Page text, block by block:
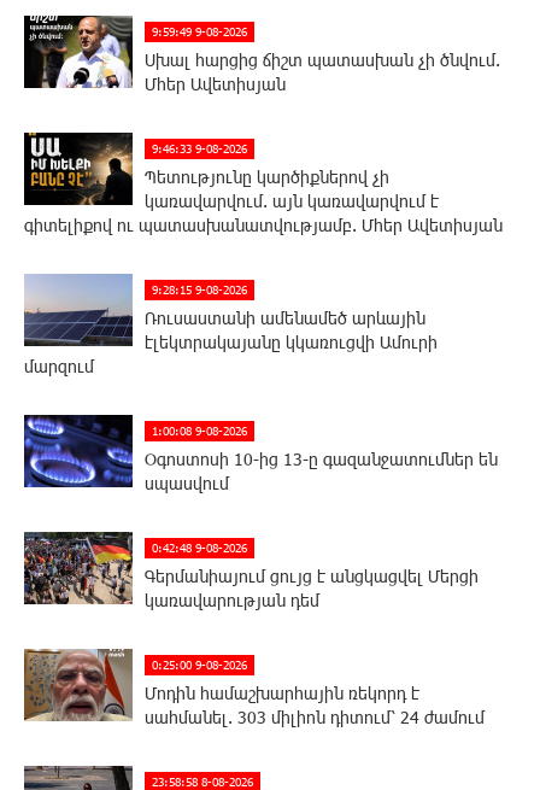
9:59:49 9-08-2026
Սխալ հարցից ճիշտ պատասխան չի ծնվում.
Մհեր Ավետիսյան
9:46:33 9-08-2026
Պետությունը կարծիքներով չի
կառավարվում. այն կառավարվում է
գիտելիքով ու պատասխանատվությամբ. Մհեր Ավետիսյան
9:28:15 9-08-2026
Ռուսաստանի ամենամեծ արևային
էլեկտրակայանը կկառուցվի Ամուրի
մարզում
1:00:08 9-08-2026
Օգոստոսի 10-ից 13-ը գազանջատումներ են
սպասվում
0:42:48 9-08-2026
Գերմանիայում ցույց է անցկացվել Մերցի
կառավարության դեմ
0:25:00 9-08-2026
Մոդին համաշխարհային ռեկորդ է
սահմանել. 303 միլիոն դիտում՝ 24 ժամում
23:58:58 8-08-2026